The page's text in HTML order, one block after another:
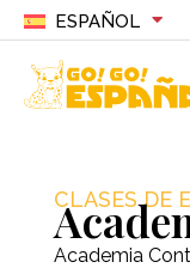
ESPAÑOL
CLASES DE
Academia